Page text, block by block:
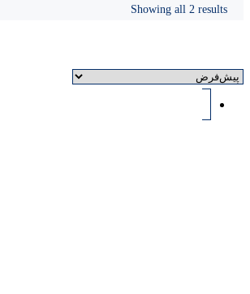
Showing all 2 results